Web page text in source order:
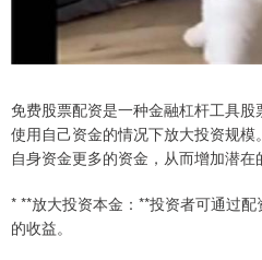
免费股票配资是一种金融杠杆工具
使用自己资金的情况下放大投资规
自身资金更多的资金，从而增加潜在
* **放大投资本金：**投资者可通过
的收益。